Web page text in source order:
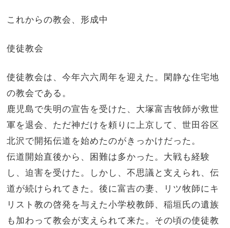
これからの教会、形成中
使徒教会
使徒教会は、今年六六周年を迎えた。閑静な住宅地
の教会である。
鹿児島で失明の宣告を受けた、大塚富吉牧師が救世
軍を退会、ただ神だけを頼りに上京して、世田谷区
北沢で開拓伝道を始めたのがきっかけだった。
伝道開始直後から、困難は多かった。大戦も経験
し、迫害を受けた。しかし、不思議と支えられ、伝
道が続けられてきた。後に富吉の妻、リツ牧師にキ
リスト教の啓発を与えた小学校教師、稲垣氏の遺族
も加わって教会が支えられて来た。その頃の使徒教